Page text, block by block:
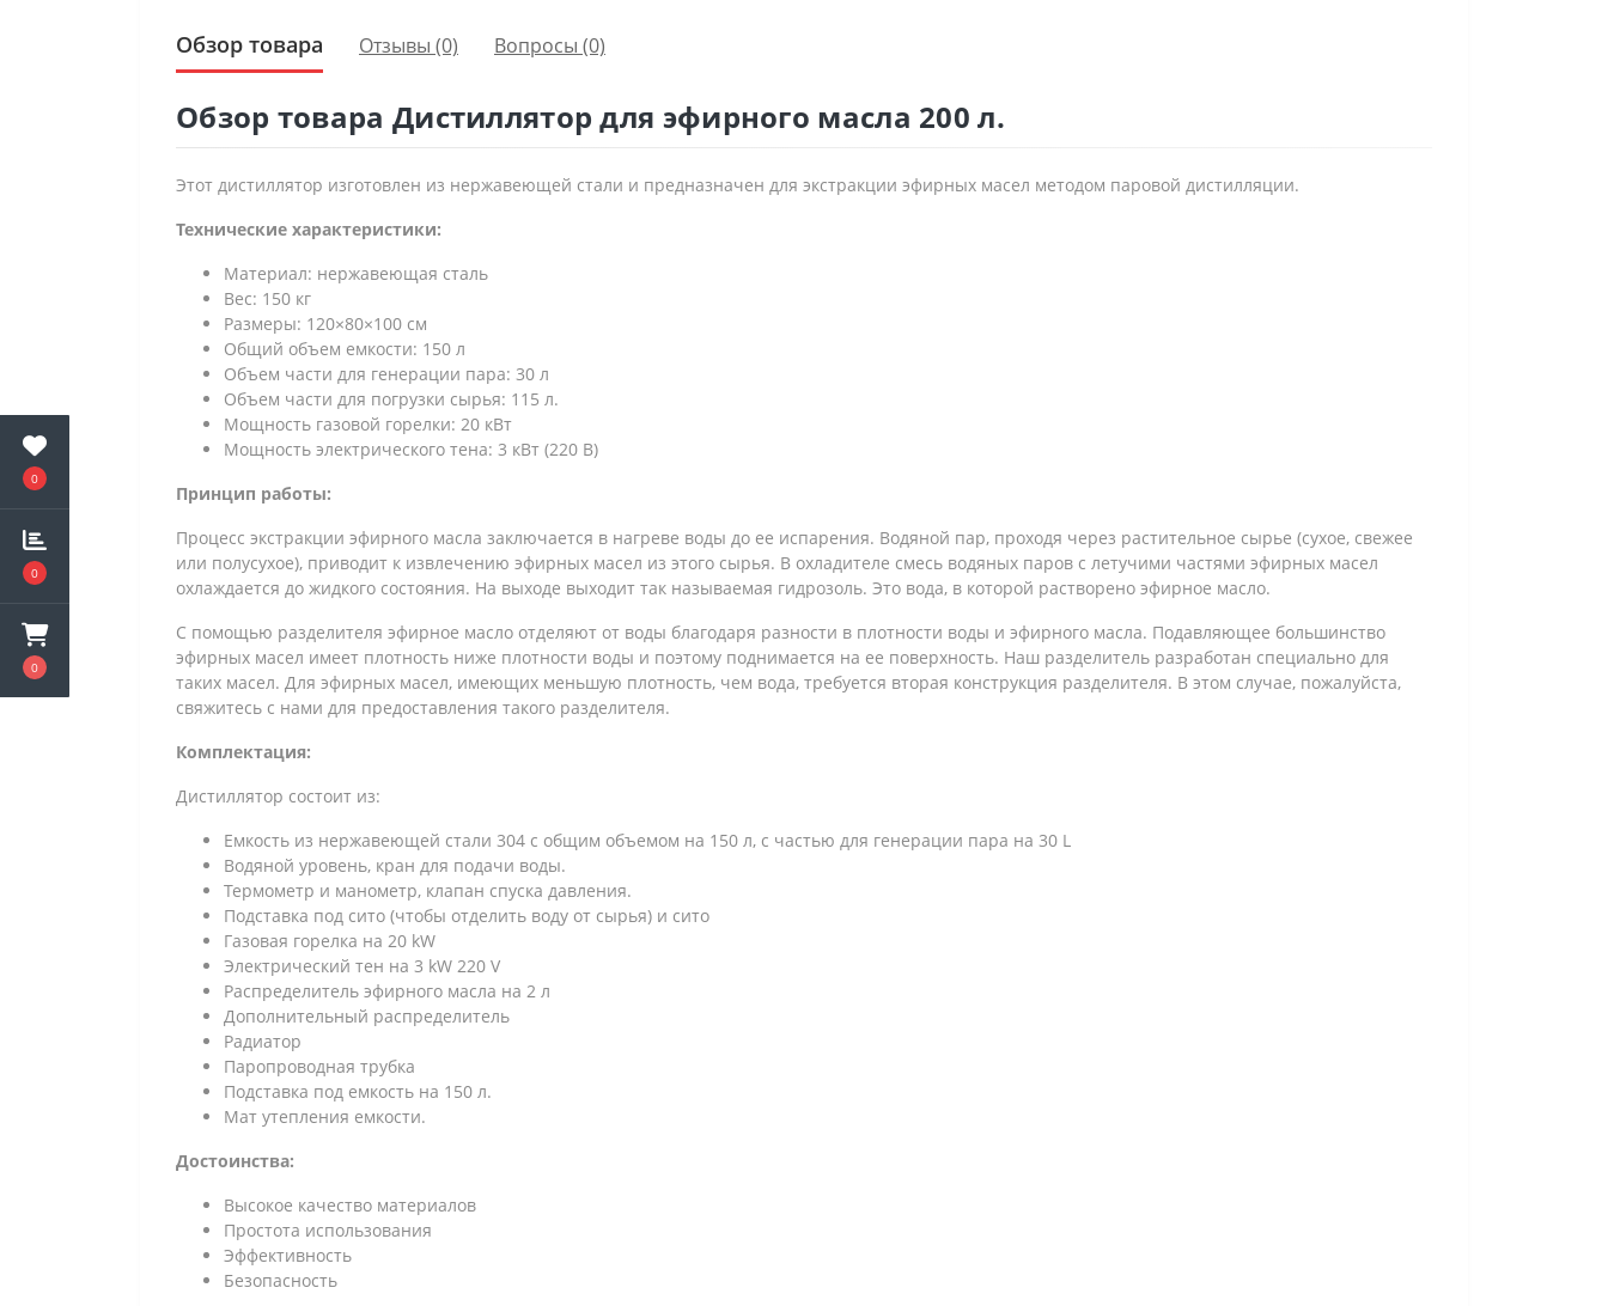
0
0
0
Обзор товара Отзывы (0) Вопросы (0)
Обзор товара Дистиллятор для эфирного масла 200 л.
Этот дистиллятор изготовлен из нержавеющей стали и предназначен для экстракции эфирных масел методом паровой дистилляции.
Технические характеристики:
Материал: нержавеющая сталь
Вес: 150 кг
Размеры: 120×80×100 см
Общий объем емкости: 150 л
Объем части для генерации пара: 30 л
Объем части для погрузки сырья: 115 л.
Мощность газовой горелки: 20 кВт
Мощность электрического тена: 3 кВт (220 В)
Принцип работы:
Процесс экстракции эфирного масла заключается в нагреве воды до ее испарения. Водяной пар, проходя через растительное сырье (сухое, свежее
или полусухое), приводит к извлечению эфирных масел из этого сырья. В охладителе смесь водяных паров с летучими частями эфирных масел
охлаждается до жидкого состояния. На выходе выходит так называемая гидрозоль. Это вода, в которой растворено эфирное масло.
С помощью разделителя эфирное масло отделяют от воды благодаря разности в плотности воды и эфирного масла. Подавляющее большинство
эфирных масел имеет плотность ниже плотности воды и поэтому поднимается на ее поверхность. Наш разделитель разработан специально для
таких масел. Для эфирных масел, имеющих меньшую плотность, чем вода, требуется вторая конструкция разделителя. В этом случае, пожалуйста,
свяжитесь с нами для предоставления такого разделителя.
Комплектация:
Дистиллятор состоит из:
Емкость из нержавеющей стали 304 с общим объемом на 150 л, с частью для генерации пара на 30 L
Водяной уровень, кран для подачи воды.
Термометр и манометр, клапан спуска давления.
Подставка под сито (чтобы отделить воду от сырья) и сито
Газовая горелка на 20 kW
Электрический тен на 3 kW 220 V
Распределитель эфирного масла на 2 л
Дополнительный распределитель
Радиатор
Паропроводная трубка
Подставка под емкость на 150 л.
Мат утепления емкости.
Достоинства:
Высокое качество материалов
Простота использования
Эффективность
Безопасность